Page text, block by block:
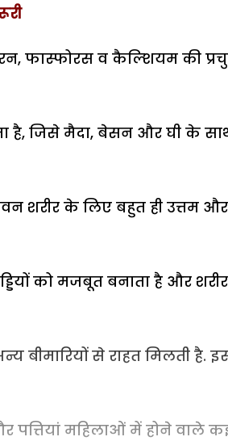
फास्फोरस व कैल्शियम की
है, जिसे मैदा, बेसन और घी के
शरीर के लिए बहुत ही उत्तम और
को मजबूत बनाता है और
से राहत मिलती है.
पत्तियां महिलाओं में होने वाले